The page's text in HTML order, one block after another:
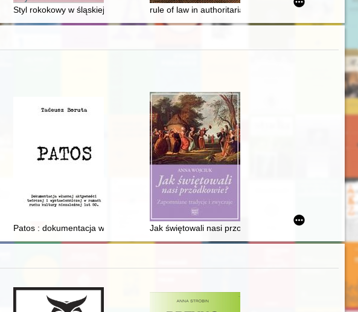
wieku = On the need to use transnational view on the "women question" under the
bełskiego po I rozbiorze : (do obrad Sejmu Wielkiego)
Styl rokokowy w śląskiej sztuce wydawniczejrule of law in authoritarian state and the program of
Patos : dokumentacja własnej aktywności twórczej i wystawienniczej w ramach ruchu
Jak świętowali nasi przodkowie : zapomniane tradycje